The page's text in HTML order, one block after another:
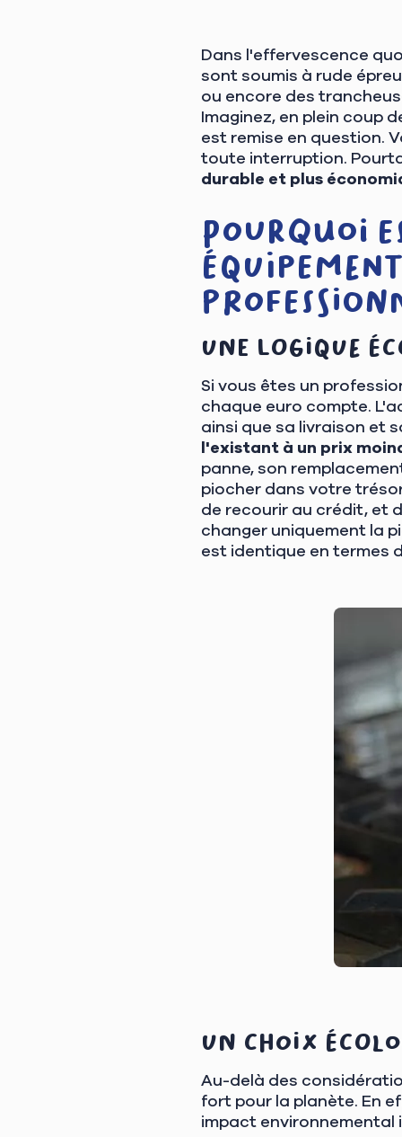
Dans l'effervescence
sont soumis à rude
ou encore des
Imaginez, en plein coup
est remise en question.
toute interruption.
durable et plus
Pourquoi
Une logique
Si vous êtes un
chaque euro compte.
ainsi que sa livraison et
l'existant à un prix
panne, son
piocher dans votre
de recourir au crédit, et
changer uniquement la
est identique en termes
Un choix
Au-delà des
fort pour la planète. En
impact